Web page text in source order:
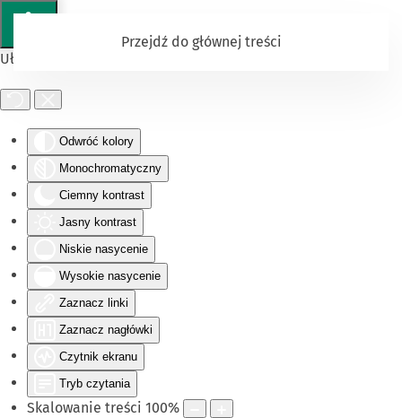
Ułatwienia dostępu
Odwróć kolory
Monochromatyczny
Ciemny kontrast
Jasny kontrast
Niskie nasycenie
Wysokie nasycenie
Zaznacz linki
Zaznacz nagłówki
Czytnik ekranu
Tryb czytania
Skalowanie treści 100%
Przejdź do głównej treści